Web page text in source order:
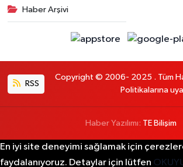
Haber Arşivi
RSS
Copyright © 2006- 2025 . Tüm
Politikalarına
Haber Yazılımı: TE Bilişim
En iyi site deneyimi sağlamak için
faydalanıyoruz. Detaylar için lütfen